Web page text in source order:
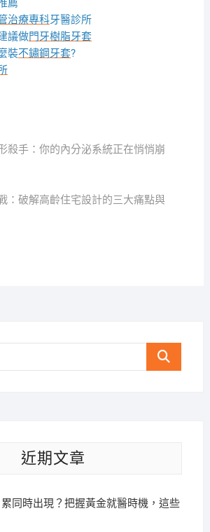
薦
治療專科牙醫診所
議做門牙樹脂牙套
裝不鏽鋼牙套?
殺手：你的內分泌系統正在悄悄崩
：破解高齡住宅設計的三大痛點與
Search
近期文章
同時出現？把握黃金就醫時機，這些